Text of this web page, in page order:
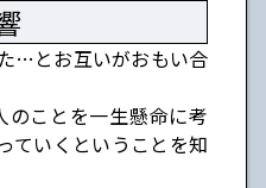
…とお互いがおもい合
ことを一生懸命に考
ていくということを知